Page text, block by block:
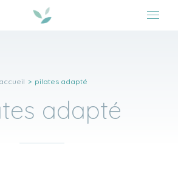
accueil > pilates adapté
adapté